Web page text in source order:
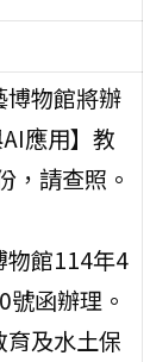
博物館將辦
應用】教
，請查照。
物館114年4
函辦理。
育及水土保